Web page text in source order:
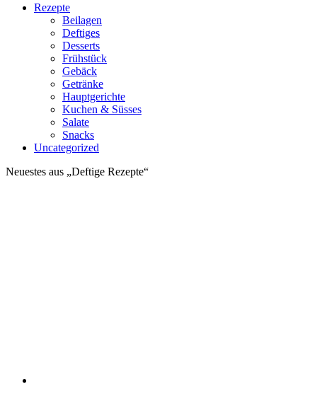
Rezepte
Beilagen
Deftiges
Desserts
Frühstück
Gebäck
Getränke
Hauptgerichte
Kuchen & Süsses
Salate
Snacks
Uncategorized
Neuestes aus „Deftige Rezepte“